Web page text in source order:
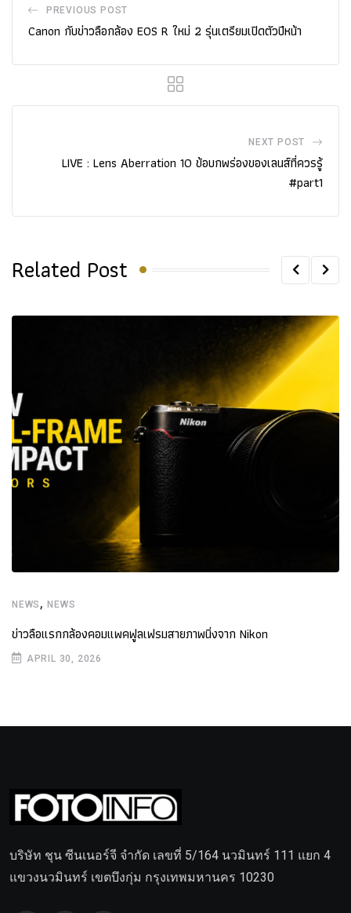
PREVIOUS POST
Canon กับข่าวลือกล้อง EOS R ใหม่ 2 รุ่นเตรียมเปิดตัวปีหน้า
NEXT POST
LIVE : Lens Aberration 10 ข้อบกพร่องของเลนส์ที่ควรรู้
#part1
Related Post
NEWS ,NEWS
ข่าวลือแรกกล้องคอมแพคฟูลเฟรมสายภาพนิ่งจาก Nikon
APRIL 30, 2026
บริษัท ชุน ซีนเนอร์จี จำกัด เลขที่ 5/164 นวมินทร์ 111 แยก 4
แขวงนวมินทร์ เขตบึงกุ่ม กรุงเทพมหานคร 10230